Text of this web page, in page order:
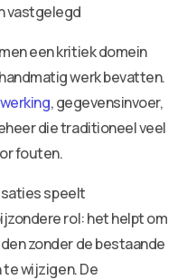
vastgelegd
een kritiek domein
werk bevatten.
, gegevensinvoer,
die traditioneel veel
fouten.
speelt
rol: het helpt om
zonder de bestaande
wijzigen. De